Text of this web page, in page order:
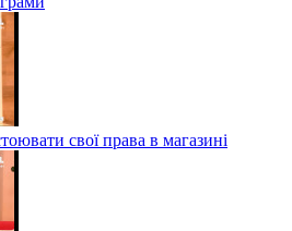
свої права в магазині